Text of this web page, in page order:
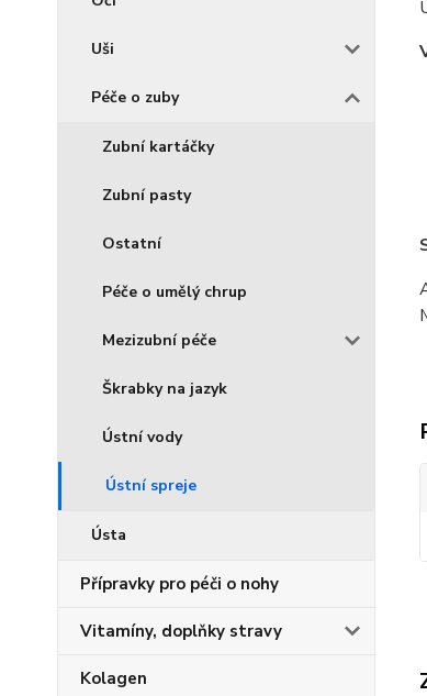
Uši
Péče o zuby
Zubní kartáčky
Zubní pasty
Ostatní
Péče o umělý chrup
Mezizubní péče
Škrabky na jazyk
Ústní vody
Ústní spreje
Ústa
Přípravky pro péči o nohy
Vitamíny, doplňky stravy
Kolagen